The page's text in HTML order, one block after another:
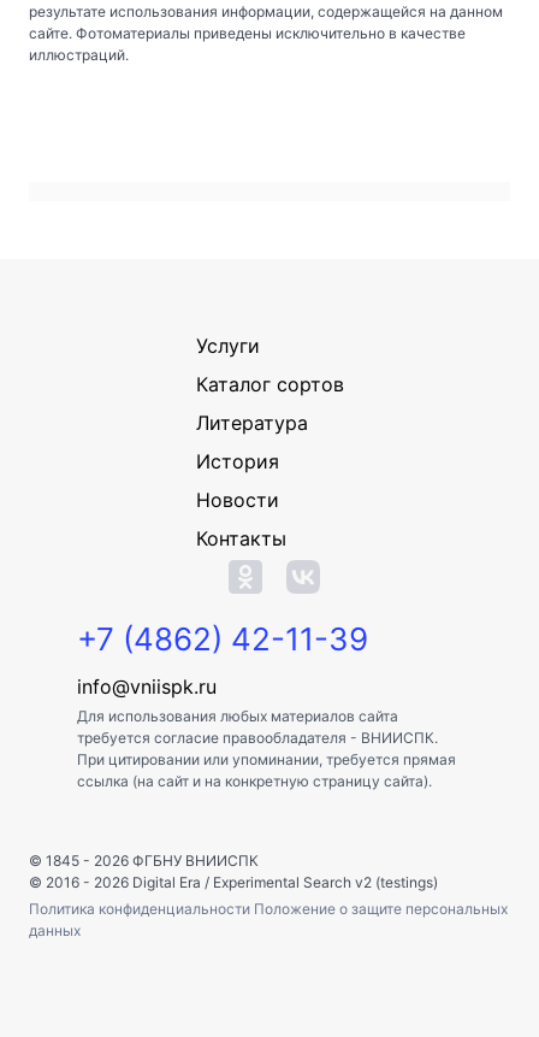
результате использования информации, содержащейся на данном
сайте. Фотоматериалы приведены исключительно в качестве
иллюстраций.
Услуги
Каталог сортов
Литература
История
Новости
Контакты
+7 (4862) 42-11-39
info@vniispk.ru
Для использования любых материалов сайта
требуется согласие правообладателя - ВНИИСПК.
При цитировании или упоминании, требуется прямая
ссылка (на сайт и на конкретную страницу сайта).
© 1845 - 2026 ФГБНУ ВНИИСПК
© 2016 - 2026 Digital Era / Experimental Search v2 (testings)
Политика конфиденциальности Положение о защите персональных
данных